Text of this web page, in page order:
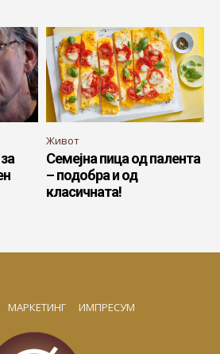
Живот
Семејна пица од палента
– подобра и од
класичната!
МАРКЕТИНГ ИМПРЕСУМ